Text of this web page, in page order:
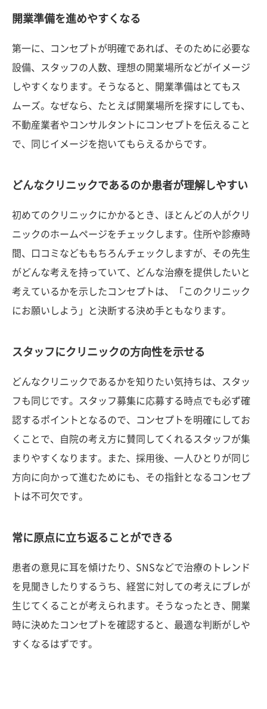
開業準備を進めやすくなる
第一に、コンセプトが明確であれば、そのために必要な
設備、スタッフの人数、理想の開業場所などがイメージ
しやすくなります。そうなると、開業準備はとてもス
ムーズ。なぜなら、たとえば開業場所を探すにしても、
不動産業者やコンサルタントにコンセプトを伝えること
で、同じイメージを抱いてもらえるからです。
どんなクリニックであるのか患者が理解しやすい
初めてのクリニックにかかるとき、ほとんどの人がクリ
ニックのホームページをチェックします。住所や診療時
間、口コミなどももちろんチェックしますが、その先生
がどんな考えを持っていて、どんな治療を提供したいと
考えているかを示したコンセプトは、「このクリニック
にお願いしよう」と決断する決め手ともなります。
スタッフにクリニックの方向性を示せる
どんなクリニックであるかを知りたい気持ちは、スタッ
フも同じです。スタッフ募集に応募する時点でも必ず確
認するポイントとなるので、コンセプトを明確にしてお
くことで、自院の考え方に賛同してくれるスタッフが集
まりやすくなります。また、採用後、一人ひとりが同じ
方向に向かって進むためにも、その指針となるコンセプ
トは不可欠です。
常に原点に立ち返ることができる
患者の意見に耳を傾けたり、SNSなどで治療のトレンド
を見聞きしたりするうち、経営に対しての考えにブレが
生じてくることが考えられます。そうなったとき、開業
時に決めたコンセプトを確認すると、最適な判断がしや
すくなるはずです。